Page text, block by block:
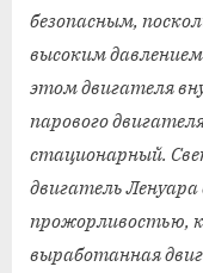
безопасным,
высоким
этом двигателя
парового
стационарный.
двигатель
прожорливостью,
выработанная